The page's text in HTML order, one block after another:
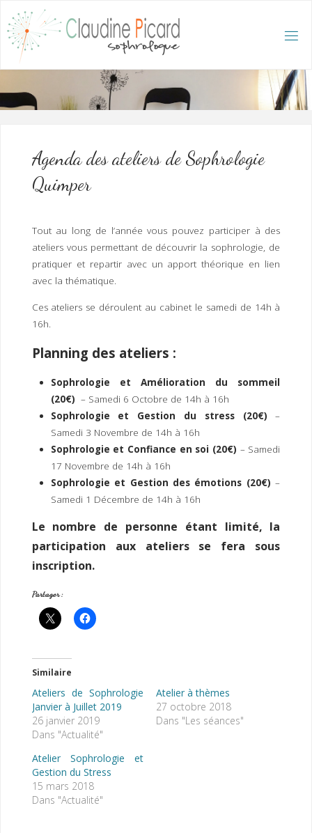
content
DIN
C
D :
/S
PHR
HYP
NO T
HÉ R
QU
Agenda des ateliers de Sophrologie
Quimper
Tout au long de l’année vous pouvez participer à des
ateliers vous permettant de découvrir la sophrologie, de
pratiquer et repartir avec un apport théorique en lien
avec la thématique.
Ces ateliers se déroulent au cabinet le samedi de 14h à
16h.
Planning des ateliers :
Sophrologie et Amélioration du sommeil
(20€) – Samedi 6 Octobre de 14h à 16h
Sophrologie et Gestion du stress (20€) –
Samedi 3 Novembre de 14h à 16h
Sophrologie et Confiance en soi (20€) – Samedi
17 Novembre de 14h à 16h
Sophrologie et Gestion des émotions (20€) –
Samedi 1 Décembre de 14h à 16h
Le nombre de personne étant limité, la
participation aux ateliers se fera sous
inscription.
Partager :
Similaire
Ateliers de Sophrologie
Janvier à Juillet 2019
26 janvier 2019
Dans "Actualité"
Atelier à thèmes
27 octobre 2018
Dans "Les séances"
Atelier Sophrologie et
Gestion du Stress
15 mars 2018
Dans "Actualité"